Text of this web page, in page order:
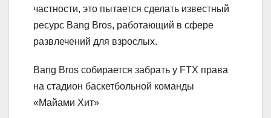
частности, это пытается сделать известный
ресурс Bang Bros, работающий в сфере
развлечений для взрослых.
Bang Bros собирается забрать у FTX права
на стадион баскетбольной команды
«Майами Хит»